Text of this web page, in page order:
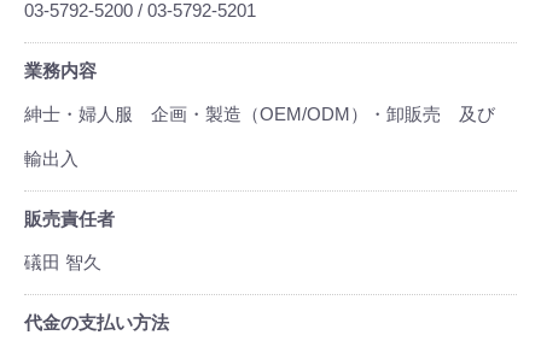
03-5792-5200 / 03-5792-5201
業務内容
紳士・婦人服 企画・製造（OEM/ODM）・卸販売 及び
輸出入
販売責任者
礒田 智久
代金の支払い方法